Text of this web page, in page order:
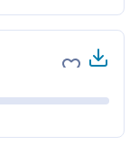
Zu